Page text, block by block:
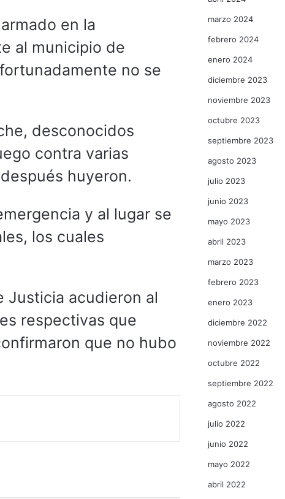
en la
al municipio de
no se
desconocidos
contra varias
huyeron.
y al lugar se
los cuales
Justicia acudieron al
respectivas que
que no hubo
marzo 2024
febrero 2024
enero 2024
diciembre 2023
noviembre 2023
octubre 2023
septiembre 2023
agosto 2023
julio 2023
junio 2023
mayo 2023
abril 2023
marzo 2023
febrero 2023
enero 2023
diciembre 2022
noviembre 2022
octubre 2022
septiembre 2022
agosto 2022
julio 2022
junio 2022
mayo 2022
abril 2022